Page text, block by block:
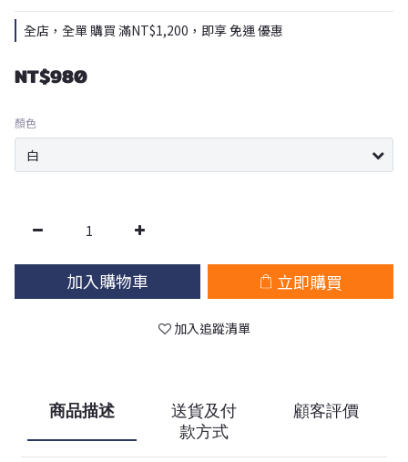
全店，全單 購買 滿NT$1,200，即享 免運 優惠
NT$980
顏色
加入購物車 立即購買
加入追蹤清單
商品描述 送貨及付
款方式
顧客評價